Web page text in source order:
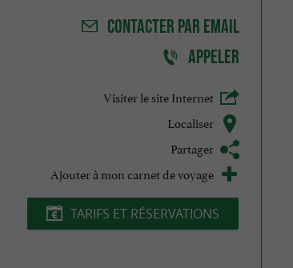
CONTACTER PAR EMAIL
APPELER
Visiter le site Internet
Localiser
Partager
Ajouter à mon carnet de voyage
TARIFS ET RÉSERVATIONS